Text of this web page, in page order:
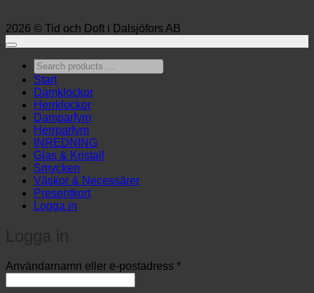
2026 © Tid och Doft i Dalsjöfors AB
Search
products
…
Start
Damklockor
Herrklockor
Damparfym
Herrparfym
INREDNING
Glas & Kristall
Smycken
Väskor & Necessärer
Presentkort
Logga in
Användarnamn eller e-postadress *Obligatoriskt